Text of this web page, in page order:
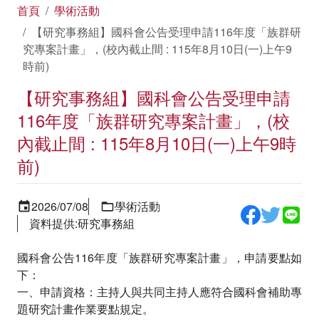
首頁
學術活動
【研究事務組】國科會公告受理申請116年度「族群研
究專案計畫」，(校內截止間 : 115年8月10日(一)上午9
時前)
【研究事務組】國科會公告受理申請
116年度「族群研究專案計畫」，(校
內截止間 : 115年8月10日(一)上午9時
前)
2026/07/08
學術活動
資料提供:研究事務組
國科會公告116年度「族群研究專案計畫」，申請要點如
下：
一、申請資格：主持人與共同主持人應符合國科會補助專
題研究計畫作業要點規定。